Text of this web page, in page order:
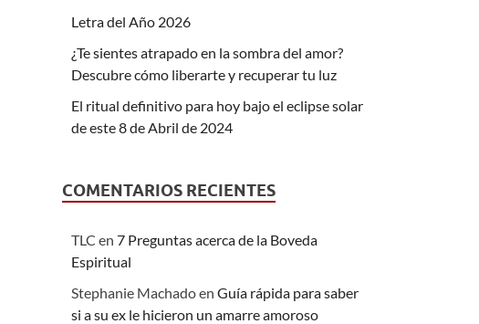
Letra del Año 2026
¿Te sientes atrapado en la sombra del amor?
Descubre cómo liberarte y recuperar tu luz
El ritual definitivo para hoy bajo el eclipse solar
de este 8 de Abril de 2024
COMENTARIOS RECIENTES
TLC en7 Preguntas acerca de la Boveda
Espiritual
Stephanie MachadoenGuía rápida para saber
si a su ex le hicieron un amarre amoroso